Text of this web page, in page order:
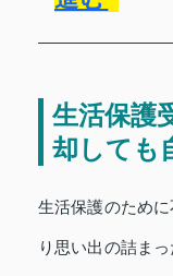
生活保護
却しても
生活保護のため
り思い出の詰ま